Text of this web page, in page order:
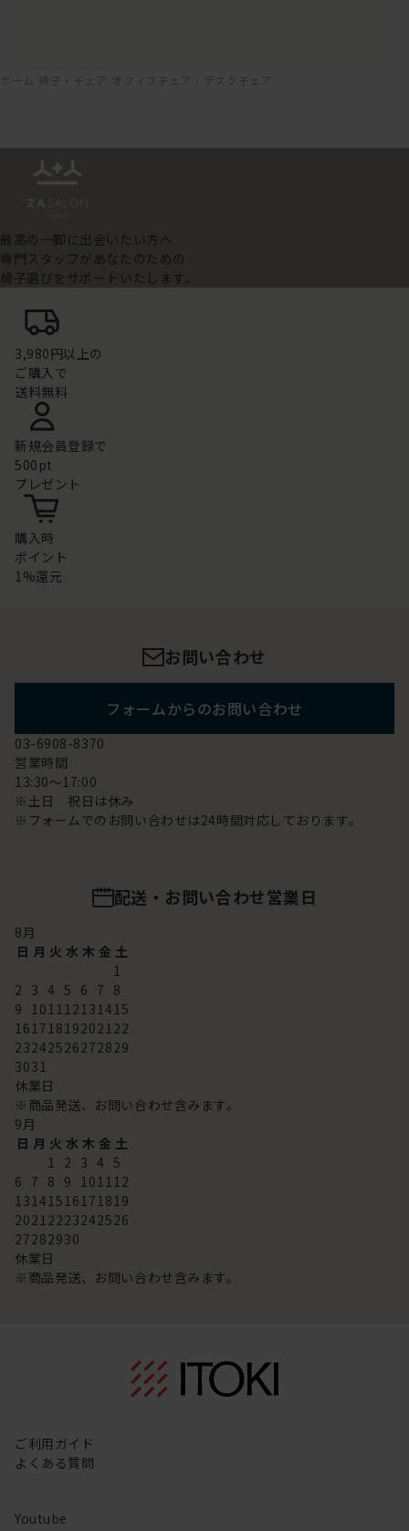
ホーム 椅子・チェア オフィスチェア・デスクチェア
最高の一脚に出会いたい方へ
専門スタッフがあなたのための
椅子選びをサポートいたします。
3,980円以上の
ご購入で
送料無料
新規会員登録で
500pt
プレゼント
購入時
ポイント
1%還元
お問い合わせ
フォームからのお問い合わせ
03-6908-8370
営業時間
13:30～17:00
※土日 祝日は休み
※フォームでのお問い合わせは24時間対応しております。
配送・お問い合わせ営業日
8月
日 月 火 水 木 金 土
1
2 3 4 5 6 7 8
9 101112131415
16171819202122
23242526272829
3031
休業日
※商品発送、お問い合わせ含みます。
9月
日 月 火 水 木 金 土
1 2 3 4 5
6 7 8 9 101112
13141516171819
20212223242526
27282930
休業日
※商品発送、お問い合わせ含みます。
ご利用ガイド
よくある質問
Youtube